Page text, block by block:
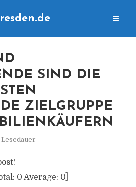
SIND DIE
ZIELGRUPPE
Lesedauer
0 Average: 0]